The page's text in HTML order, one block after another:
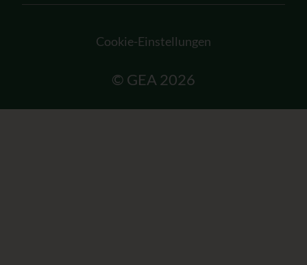
© GEA 2026
Cookie-Einstellungen